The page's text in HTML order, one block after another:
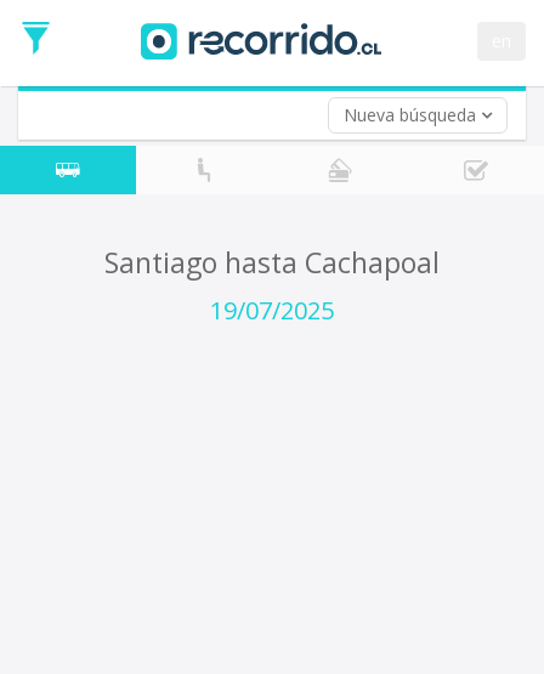
Nueva búsqueda
de
Ida
Vuelta (opcional)
Fecha
de
Santiago hasta Cachapoal
19/07/2025